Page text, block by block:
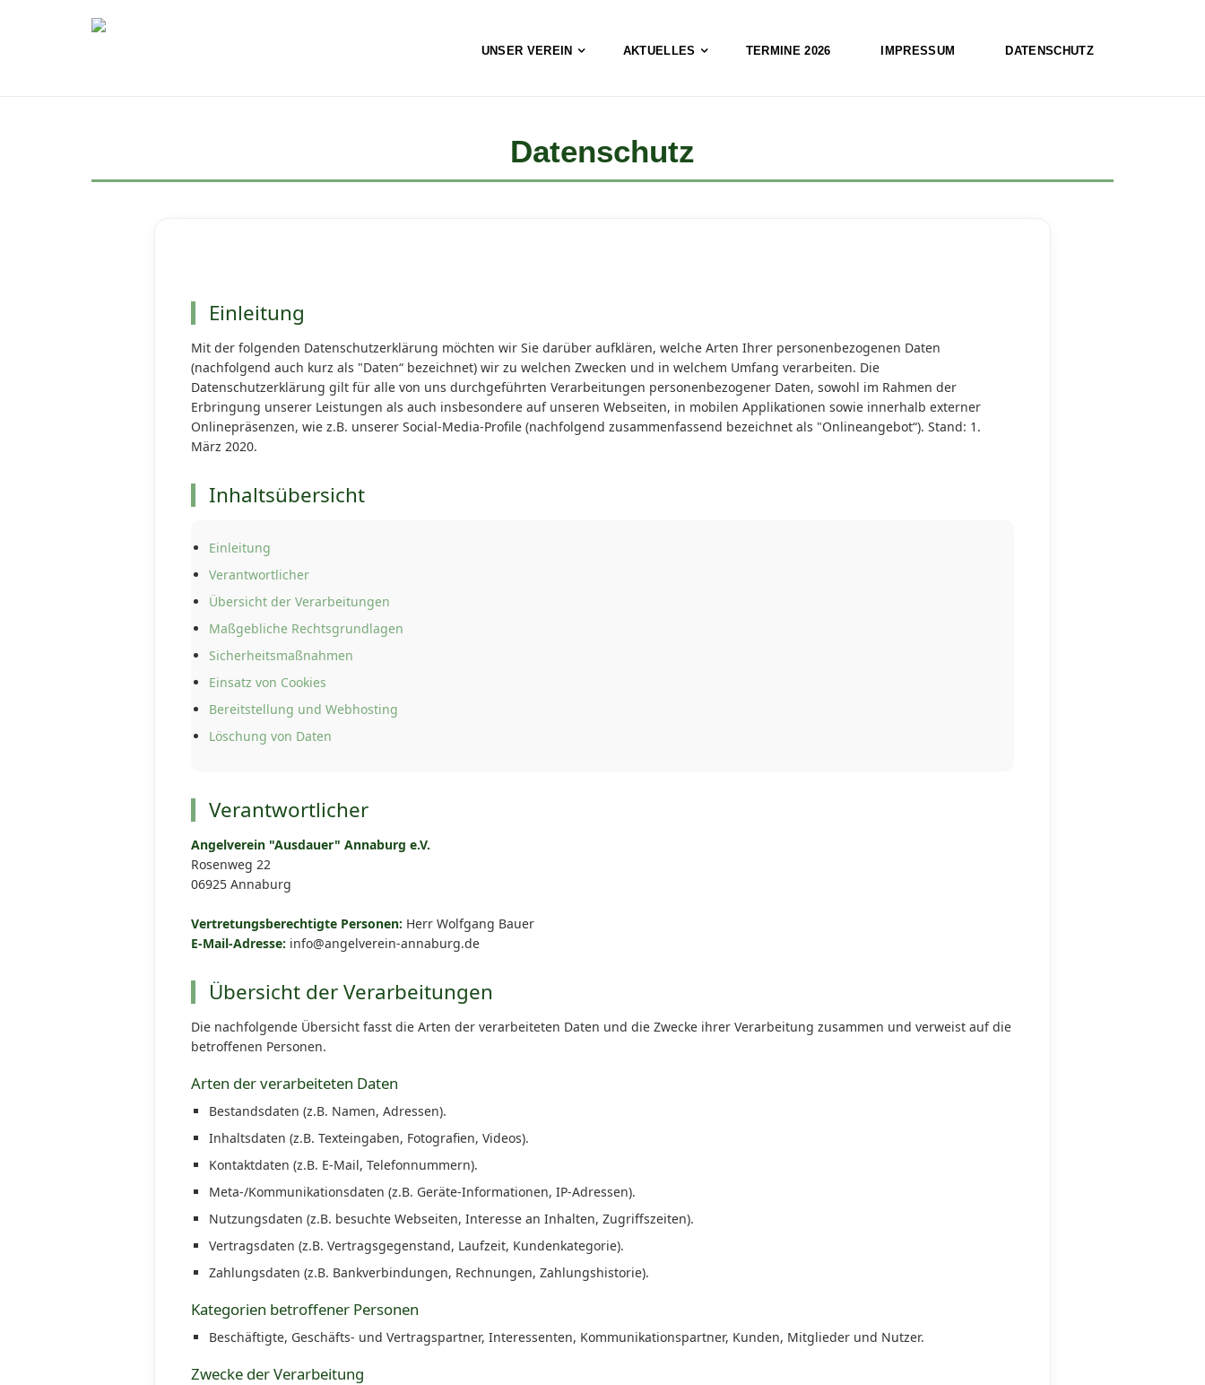
UNSER VEREIN AKTUELLES TERMINE 2026 IMPRESSUM DATENSCHUTZ
Datenschutz
Einleitung
Mit der folgenden Datenschutzerklärung möchten wir Sie darüber aufklären, welche Arten Ihrer personenbezogenen Daten
(nachfolgend auch kurz als "Daten“ bezeichnet) wir zu welchen Zwecken und in welchem Umfang verarbeiten. Die
Datenschutzerklärung gilt für alle von uns durchgeführten Verarbeitungen personenbezogener Daten, sowohl im Rahmen der
Erbringung unserer Leistungen als auch insbesondere auf unseren Webseiten, in mobilen Applikationen sowie innerhalb externer
Onlinepräsenzen, wie z.B. unserer Social-Media-Profile (nachfolgend zusammenfassend bezeichnet als "Onlineangebot“). Stand: 1.
März 2020.
Inhaltsübersicht
Einleitung
Verantwortlicher
Übersicht der Verarbeitungen
Maßgebliche Rechtsgrundlagen
Sicherheitsmaßnahmen
Einsatz von Cookies
Bereitstellung und Webhosting
Löschung von Daten
Verantwortlicher
Angelverein "Ausdauer" Annaburg e.V.
Rosenweg 22
06925 Annaburg
Vertretungsberechtigte Personen: Herr Wolfgang Bauer
E-Mail-Adresse: info@angelverein-annaburg.de
Übersicht der Verarbeitungen
Die nachfolgende Übersicht fasst die Arten der verarbeiteten Daten und die Zwecke ihrer Verarbeitung zusammen und verweist auf die
betroffenen Personen.
Arten der verarbeiteten Daten
Bestandsdaten (z.B. Namen, Adressen).
Inhaltsdaten (z.B. Texteingaben, Fotografien, Videos).
Kontaktdaten (z.B. E-Mail, Telefonnummern).
Meta-/Kommunikationsdaten (z.B. Geräte-Informationen, IP-Adressen).
Nutzungsdaten (z.B. besuchte Webseiten, Interesse an Inhalten, Zugriffszeiten).
Vertragsdaten (z.B. Vertragsgegenstand, Laufzeit, Kundenkategorie).
Zahlungsdaten (z.B. Bankverbindungen, Rechnungen, Zahlungshistorie).
Kategorien betroffener Personen
Beschäftigte, Geschäfts- und Vertragspartner, Interessenten, Kommunikationspartner, Kunden, Mitglieder und Nutzer.
Zwecke der Verarbeitung